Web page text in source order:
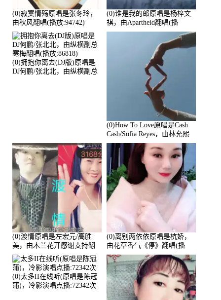
(0)寂寞情殇原唱是张冬玲，
由秋风翻唱(播放:94742)
(0)谁是我的郎原唱是杨梓文
祺，由Apartheid翻唱(播
放:94178)
(0)拥抱你离去(DJ版)原唱是
DJ何鹏/张北北，由纵横副总
(0)How To Love原唱是Cash
Cash/Sofia Reyes，由林允熙
翻唱(播放:84447)
(0)渡情原唱是左宏元/高胜
美，由木兰花开感谢支持翻
唱(播放:82339)
(0)离别两依依原唱是杭娇，
由花草香气《停》翻唱(播
放:81215)
(0)太多II在线听(原唱是陈冠
蒲)，冷影演唱点播:72342次